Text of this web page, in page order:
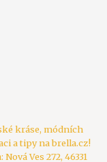
kráse, módních
a tipy na brella.cz!
Ves 272, 46331